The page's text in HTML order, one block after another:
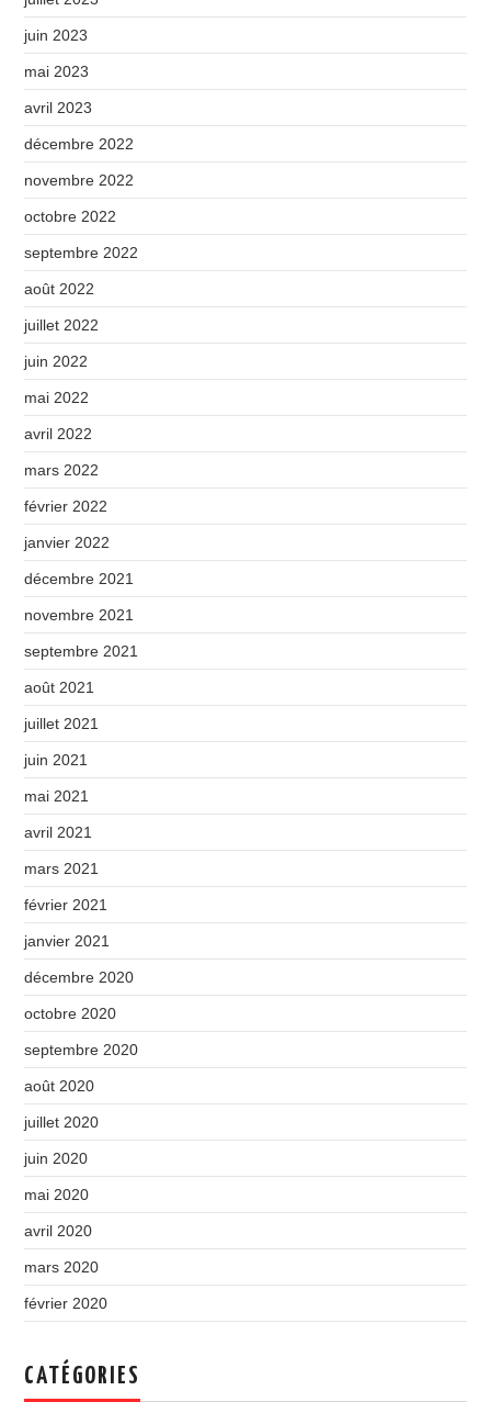
juin 2023
mai 2023
avril 2023
décembre 2022
novembre 2022
octobre 2022
septembre 2022
août 2022
juillet 2022
juin 2022
mai 2022
avril 2022
mars 2022
février 2022
janvier 2022
décembre 2021
novembre 2021
septembre 2021
août 2021
juillet 2021
juin 2021
mai 2021
avril 2021
mars 2021
février 2021
janvier 2021
décembre 2020
octobre 2020
septembre 2020
août 2020
juillet 2020
juin 2020
mai 2020
avril 2020
mars 2020
février 2020
CATÉGORIES